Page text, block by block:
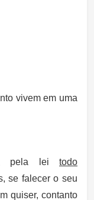
vivem em uma
pela lei todo
se falecero seu
quiser, contanto